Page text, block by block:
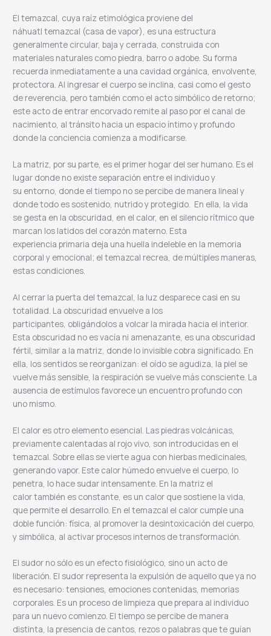
El temazcal, cuya raíz etimológica proviene del
náhuatl temazcal (casa de vapor), es una estructura
generalmente circular, baja y cerrada, construida con
materiales naturales como piedra, barro o adobe. Su forma
recuerda inmediatamente a una cavidad orgánica, envolvente,
protectora. Al ingresar el cuerpo se inclina, casi como el gesto
de reverencia, pero también como el acto simbólico de retorno;
este acto de entrar encorvado remite al paso por el canal de
nacimiento, al tránsito hacia un espacio íntimo y profundo
donde la conciencia comienza a modificarse.
La matriz, por su parte, es el primer hogar del ser humano. Es el
lugar donde no existe separación entre el individuo y
su entorno, donde el tiempo no se percibe de manera lineal y
donde todo es sostenido, nutrido y protegido. En ella, la vida
se gesta en la obscuridad, en el calor, en el silencio rítmico que
marcan los latidos del corazón materno. Esta
experiencia primaria deja una huella indeleble en la memoria
corporal y emocional; el temazcal recrea, de múltiples maneras,
estas condiciones.
Al cerrar la puerta del temazcal, la luz desparece casi en su
totalidad. La obscuridad envuelve a los
participantes, obligándolos a volcar la mirada hacia el interior.
Esta obscuridad no es vacía ni amenazante, es una obscuridad
fértil, similar a la matriz, donde lo invisible cobra significado. En
ella, los sentidos se reorganizan: el oído se agudiza, la piel se
vuelve más sensible, la respiración se vuelve más consciente. La
ausencia de estímulos favorece un encuentro profundo con
uno mismo.
El calor es otro elemento esencial. Las piedras volcánicas,
previamente calentadas al rojo vivo, son introducidas en el
temazcal. Sobre ellas se vierte agua con hierbas medicinales,
generando vapor. Este calor húmedo envuelve el cuerpo, lo
penetra, lo hace sudar intensamente. En la matriz el
calor también es constante, es un calor que sostiene la vida,
que permite el desarrollo. En el temazcal el calor cumple una
doble función: física, al promover la desintoxicación del cuerpo,
y simbólica, al activar procesos internos de transformación.
El sudor no sólo es un efecto fisiológico, sino un acto de
liberación. El sudor representa la expulsión de aquello que ya no
es necesario: tensiones, emociones contenidas, memorias
corporales. Es un proceso de limpieza que prepara al individuo
para un nuevo comienzo. El tiempo se percibe de manera
distinta, la presencia de cantos, rezos o palabras que te guían